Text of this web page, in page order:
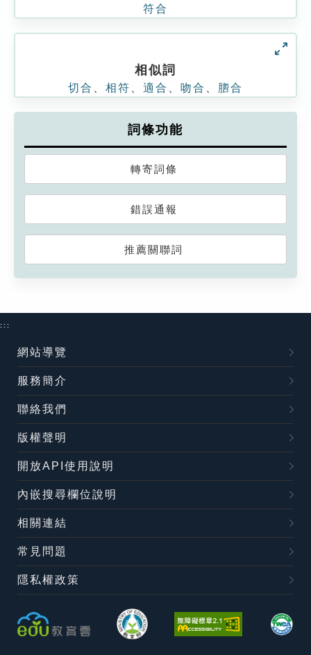
符合
相似詞
切合 相符 適合 吻合 脗合
詞條功能
轉寄詞條
錯誤通報
推薦關聯詞
:::
網站導覽
服務簡介
聯絡我們
版權聲明
開放API使用說明
內嵌搜尋欄位說明
相關連結
常見問題
隱私權政策